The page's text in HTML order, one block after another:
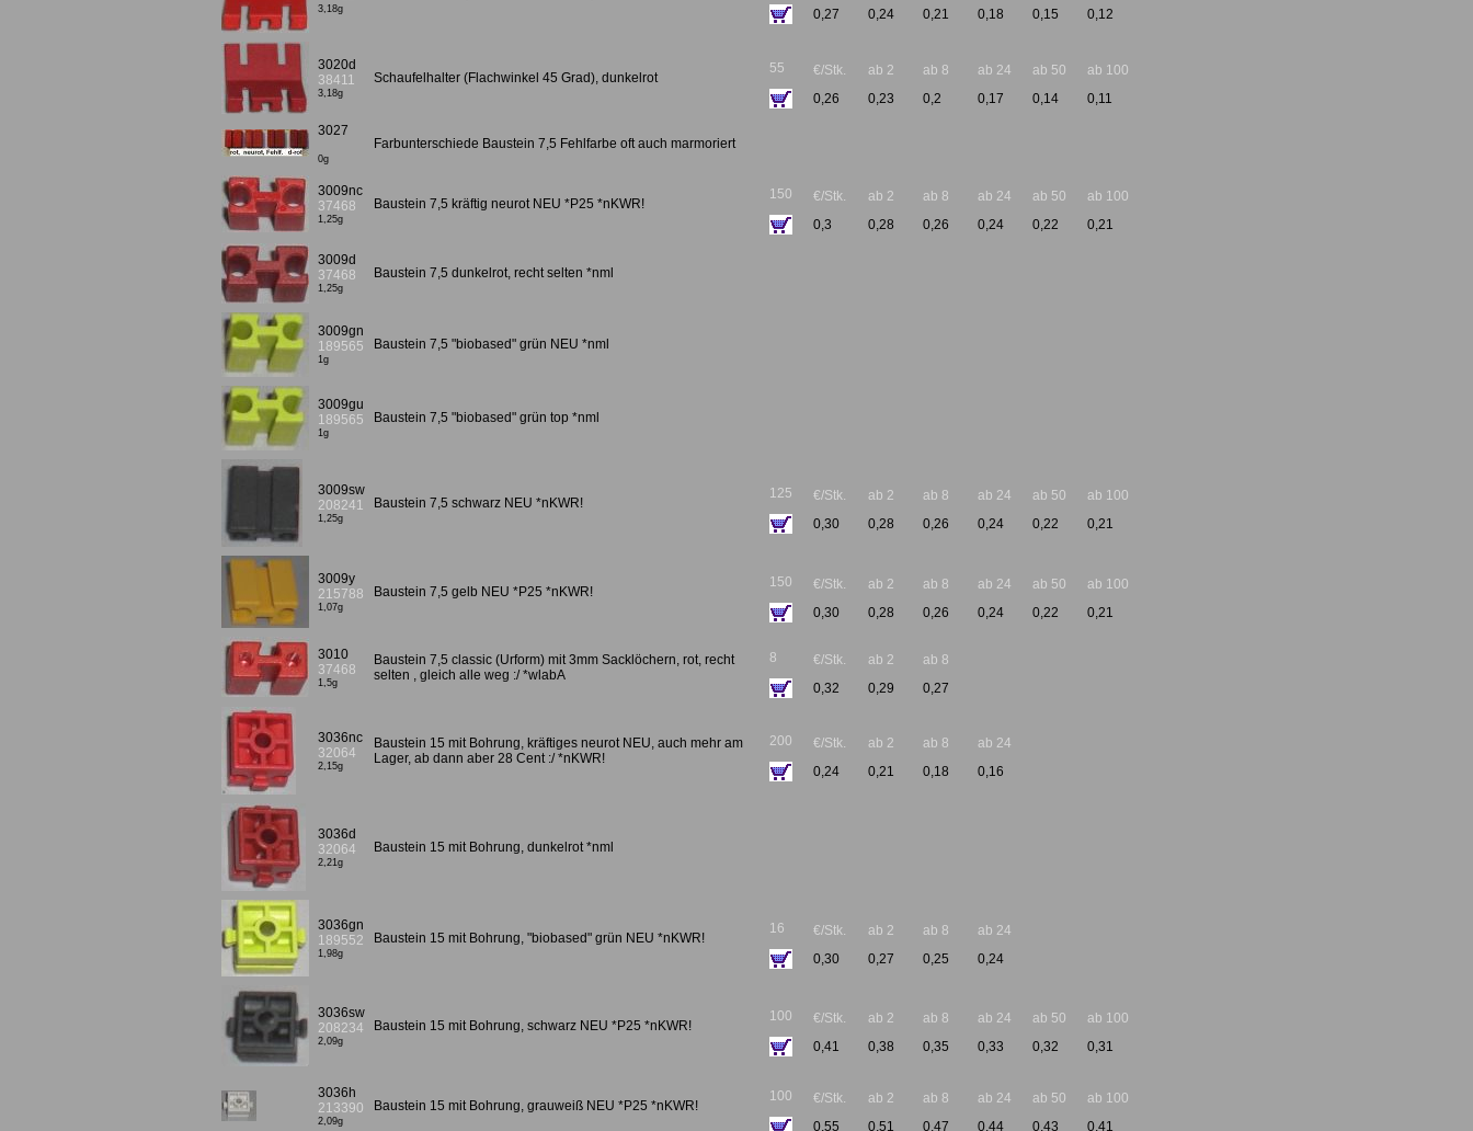
3,18g
0,27
0,24
0,21
0,18
0,15
0,12
3020d
38411
3,18g
Schaufelhalter (Flachwinkel 45 Grad), dunkelrot
55
€/Stk.
0,26
ab 2
0,23
ab 8
0,2
ab 24
0,17
ab 50
0,14
ab 100
0,11
3027
0g
Farbunterschiede Baustein 7,5 Fehlfarbe oft auch marmoriert
3009nc
37468
1,25g
Baustein 7,5 kräftig neurot NEU *P25 *nKWR!
150
€/Stk.
0,3
ab 2
0,28
ab 8
0,26
ab 24
0,24
ab 50
0,22
ab 100
0,21
3009d
37468
1,25g
Baustein 7,5 dunkelrot, recht selten *nml
3009gn
189565
1g
Baustein 7,5 "biobased" grün NEU *nml
3009gu
189565
1g
Baustein 7,5 "biobased" grün top *nml
3009sw
208241
1,25g
Baustein 7,5 schwarz NEU *nKWR!
125
€/Stk.
0,30
ab 2
0,28
ab 8
0,26
ab 24
0,24
ab 50
0,22
ab 100
0,21
3009y
215788
1,07g
Baustein 7,5 gelb NEU *P25 *nKWR!
150
€/Stk.
0,30
ab 2
0,28
ab 8
0,26
ab 24
0,24
ab 50
0,22
ab 100
0,21
3010
37468
1,5g
Baustein 7,5 classic (Urform) mit 3mm Sacklöchern, rot, recht
selten , gleich alle weg :/ *wlabA
8
€/Stk.
0,32
ab 2
0,29
ab 8
0,27
3036nc
32064
2,15g
Baustein 15 mit Bohrung, kräftiges neurot NEU, auch mehr am
Lager, ab dann aber 28 Cent :/ *nKWR!
200
€/Stk.
0,24
ab 2
0,21
ab 8
0,18
ab 24
0,16
3036d
32064
2,21g
Baustein 15 mit Bohrung, dunkelrot *nml
3036gn
189552
1,98g
Baustein 15 mit Bohrung, "biobased" grün NEU *nKWR!
16
€/Stk.
0,30
ab 2
0,27
ab 8
0,25
ab 24
0,24
3036sw
208234
2,09g
Baustein 15 mit Bohrung, schwarz NEU *P25 *nKWR!
100
€/Stk.
0,41
ab 2
0,38
ab 8
0,35
ab 24
0,33
ab 50
0,32
ab 100
0,31
3036h
213390
2,09g
Baustein 15 mit Bohrung, grauweiß NEU *P25 *nKWR!
100
€/Stk.
0,55
ab 2
0,51
ab 8
0,47
ab 24
0,44
ab 50
0,43
ab 100
0,41